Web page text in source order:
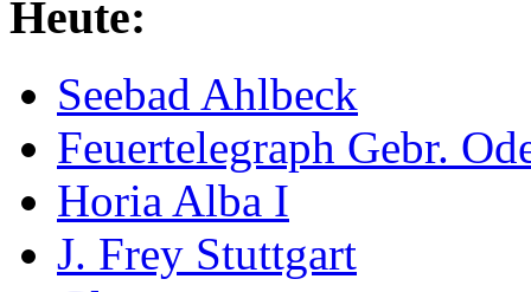
Heute:
Seebad Ahlbeck
Feuertelegraph Gebr.
Horia Alba I
J. Frey Stuttgart